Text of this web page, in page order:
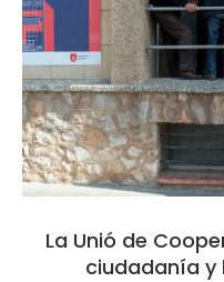
La Unió de
ciudadanía y